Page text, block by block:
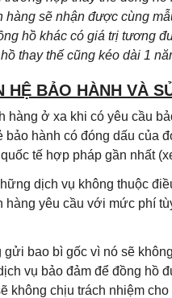
hàng sẽ nhận được cùng
hồ khác có giá trị tương
thay thế cũng kéo dài 1
HỆ BẢO HÀNH VÀ
hàng ở xa khi có yêu cầu
bảo hành có đóng dấu của
tế hợp pháp gần nhất
dịch vụ không thuộc
hàng yêu cầu với mức phí
bao bì gốc vì nó sẽ
vụ bảo đảm để đồng hồ
không chịu trách nhiệm